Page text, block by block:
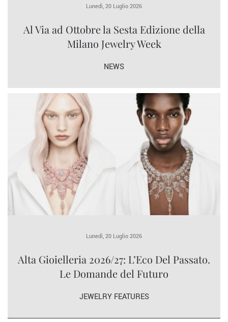
Lunedì, 20 Luglio 2026
Al Via ad Ottobre la Sesta Edizione della
Milano Jewelry Week
NEWS
Lunedì, 20 Luglio 2026
Alta Gioielleria 2026/27: L’Eco Del Passato.
Le Domande del Futuro
JEWELRY FEATURES